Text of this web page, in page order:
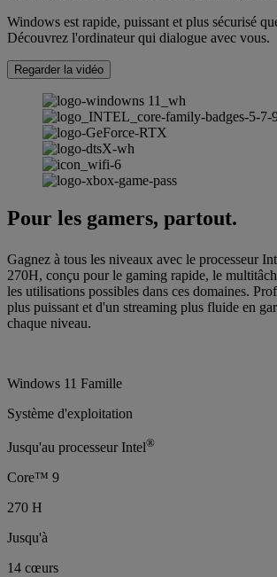
Windows est rapide, puissant et plus sécurisé
Découvrez l'ordinateur qui dialogue avec vous.
Regarder la vidéo
Pour les gamers, partout.
Gagnez à tous les niveaux avec le processeur
270H, conçu pour le gaming rapide, le
les utilisations possibles dans ces domaines.
plus puissant et d'un streaming plus fluide en
chaque niveau.
Windows 11 Famille
Système d'exploitation
Jusqu'au processeur Intel®
Core™ 9
270 H
Jusqu'à
14 cœurs